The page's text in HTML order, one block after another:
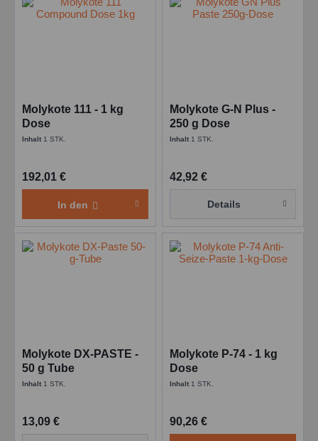
Molykote 111 - 1 kg
Dose
Inhalt 1 STK.
192,01 €
In den
Molykote G-N Plus -
250 g Dose
Inhalt 1 STK.
42,92 €
Details
Molykote DX-PASTE -
50 g Tube
Inhalt 1 STK.
13,09 €
Molykote P-74 - 1 kg
Dose
Inhalt 1 STK.
90,26 €